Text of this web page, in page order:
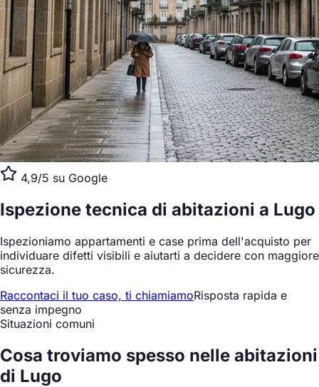
4,9/5 su Google
Ispezione tecnica di abitazioni a Lugo
Ispezioniamo appartamenti e case prima dell'acquisto per
individuare difetti visibili e aiutarti a decidere con maggiore
sicurezza.
Raccontaci il tuo caso, ti chiamiamoRisposta rapida e
senza impegno
Situazioni comuni
Cosa troviamo spesso nelle abitazioni
di Lugo